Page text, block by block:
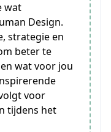
wat
Design.
strategie en
beter te
wat voor jou
voor
tijdens het